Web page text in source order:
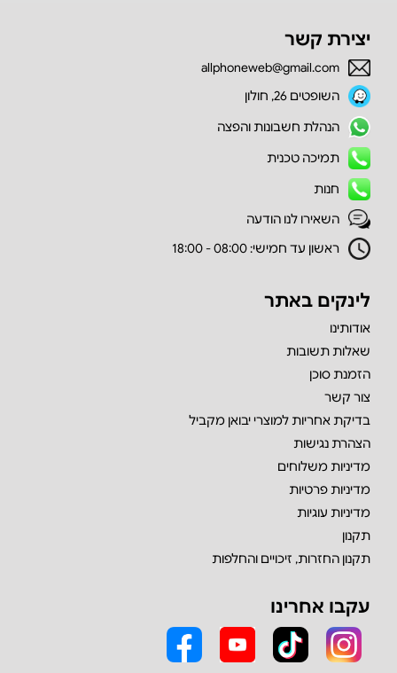
יצירת קשר
allphoneweb@gmail.com
השופטים 26, חולון
הנהלת חשבונות והפצה
תמיכה טכנית
חנות
השאירו לנו הודעה
ראשון עד חמישי: 08:00 - 18:00
לינקים באתר
אודותינו
שאלות תשובות
הזמנת סוכן
צור קשר
בדיקת אחריות למוצרי יבואן מקביל
הצהרת נגישות
מדיניות משלוחים
מדיניות פרטיות
מדיניות עוגיות
תקנון
תקנון החזרות, זיכויים והחלפות
עקבו אחרינו